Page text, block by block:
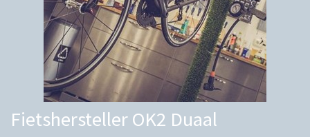
Fietshersteller OK2 Duaal